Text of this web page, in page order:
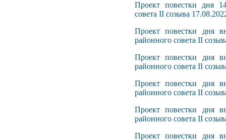
Проект повестки дня
совета II созыва
Проект повестки дня
районного совета II
Проект повестки дня
районного совета II
Проект повестки дня
районного совета II
Проект повестки дня
районного совета II
Проект повестки дня